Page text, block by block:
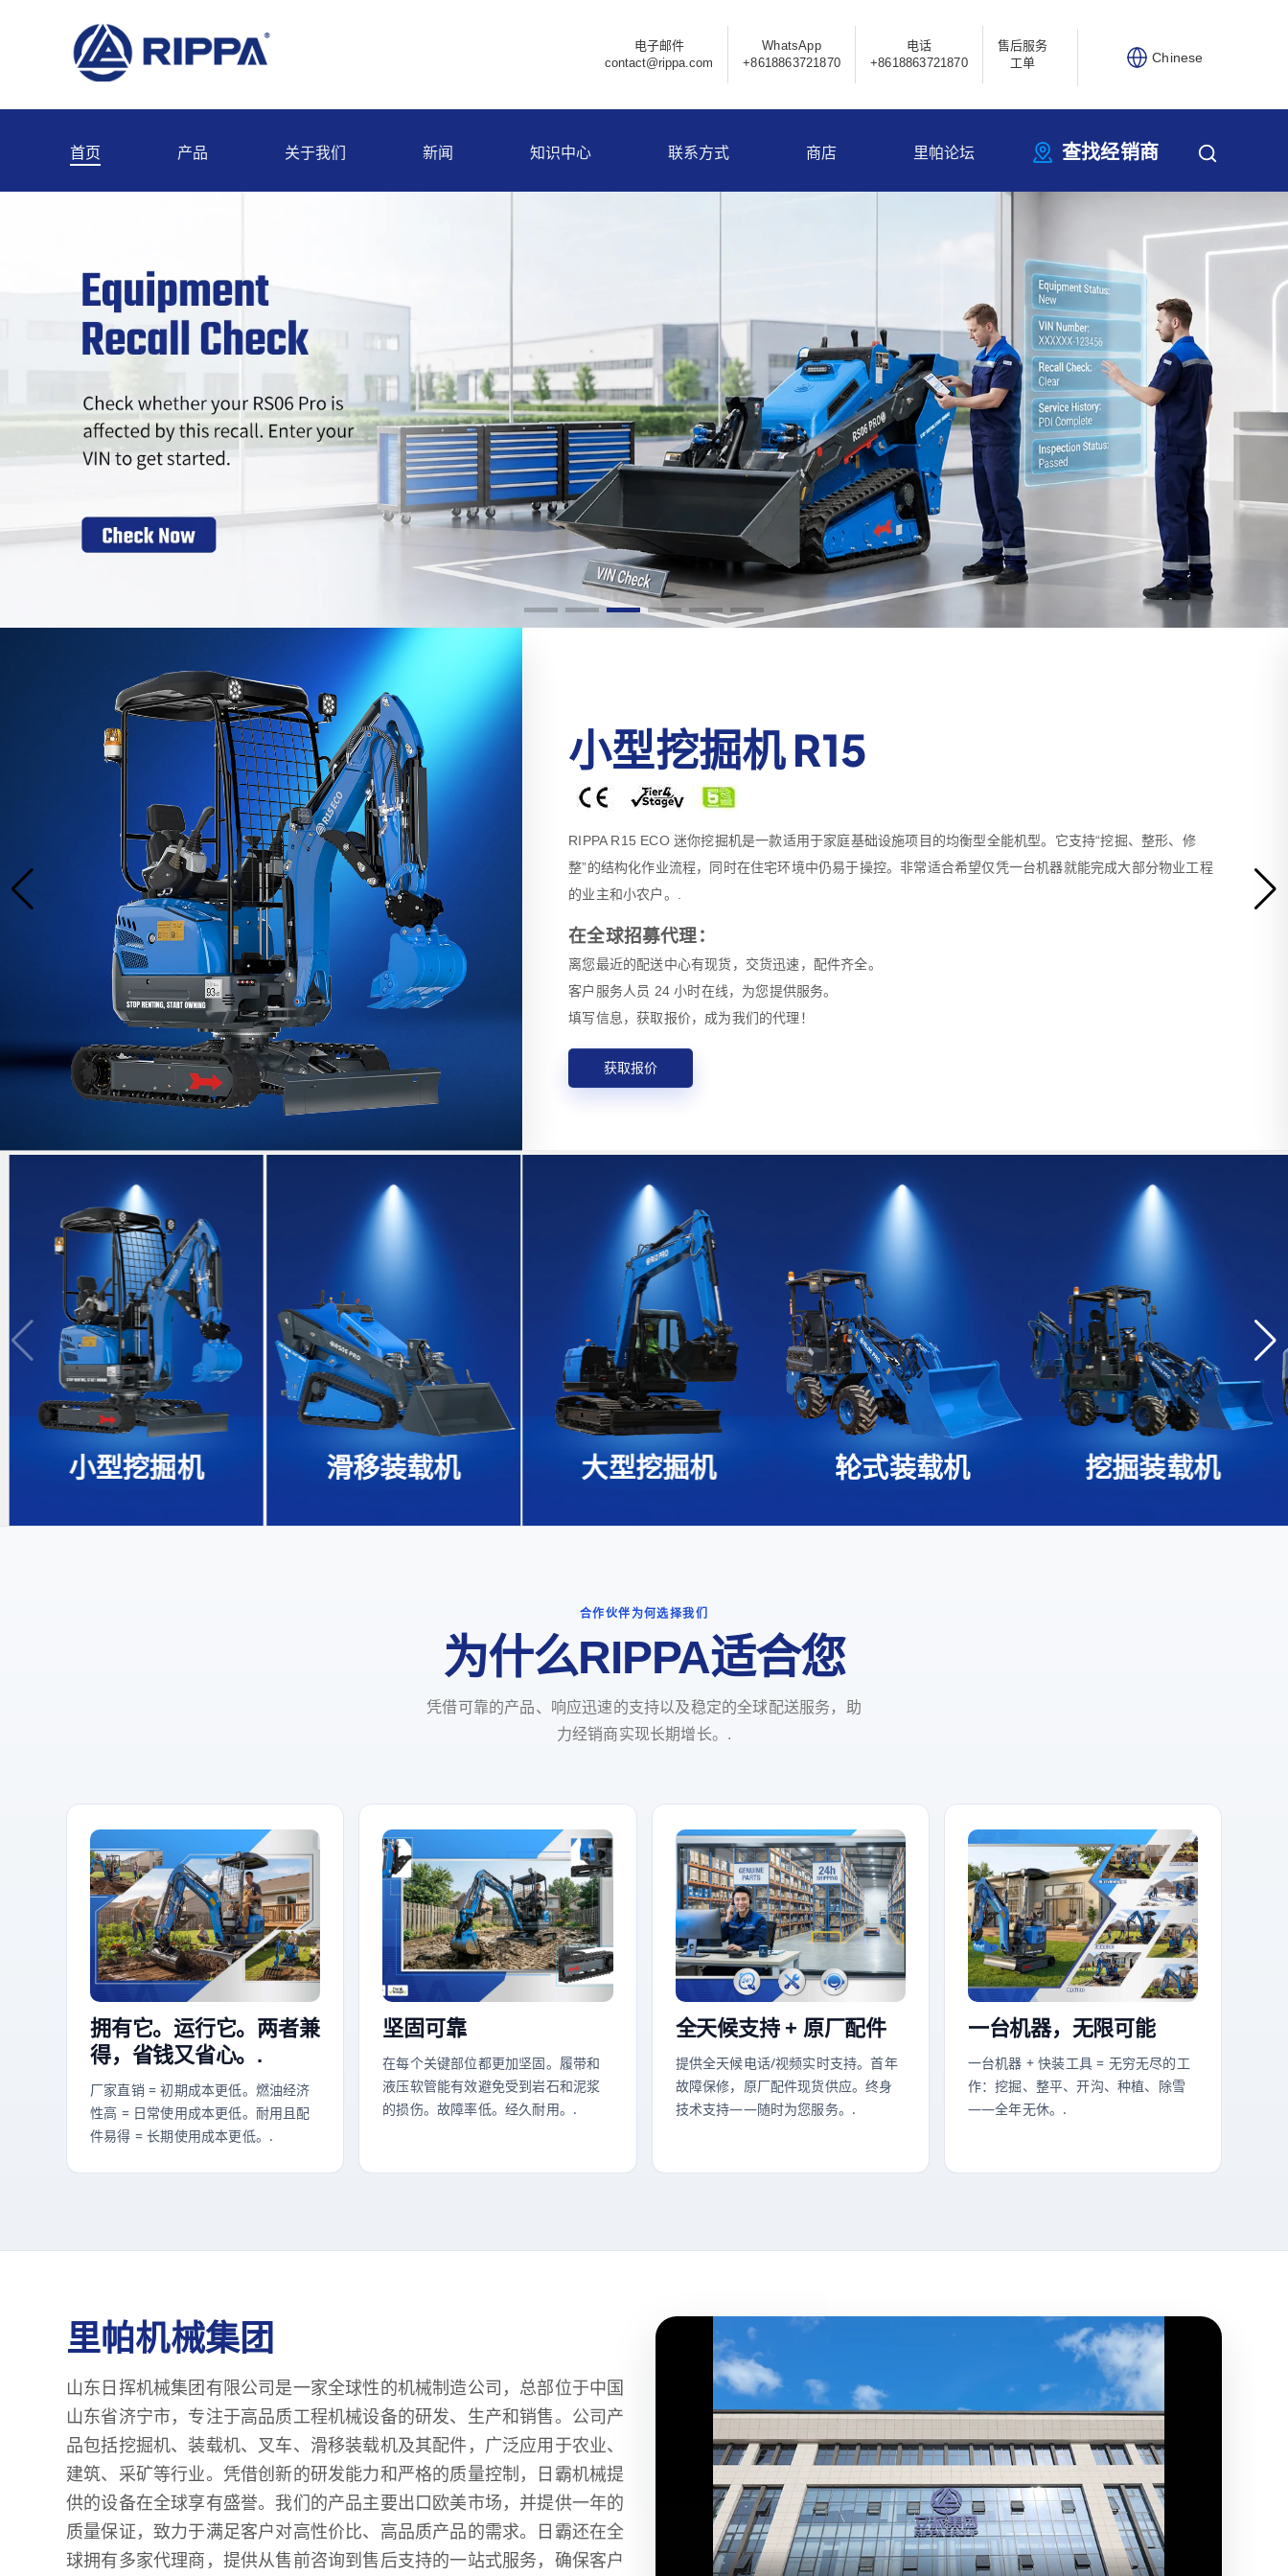
电子邮件
contact@rippa.com
WhatsApp
+8618863721870
电话
+8618863721870
售后服务
工单
Chinese
首页 产品 关于我们 新闻 知识中心 联系方式 商店 里帕论坛 查找经销商
小型挖掘机 R15
RIPPA R15 ECO 迷你挖掘机是一款适用于家庭基础设施项目的均衡型全能机型。它支持“挖掘、整形、修
整”的结构化作业流程，同时在住宅环境中仍易于操控。非常适合希望仅凭一台机器就能完成大部分物业工程
的业主和小农户。.
在全球招募代理：
离您最近的配送中心有现货，交货迅速，配件齐全。
客户服务人员 24 小时在线，为您提供服务。
填写信息，获取报价，成为我们的代理！
获取报价
小型挖掘机 滑移装载机 大型挖掘机 轮式装载机 挖掘装载机
合作伙伴为何选择我们
为什么RIPPA适合您
凭借可靠的产品、响应迅速的支持以及稳定的全球配送服务，助
力经销商实现长期增长。.
拥有它。运行它。两者兼
得，省钱又省心。.
厂家直销 = 初期成本更低。燃油经济
性高 = 日常使用成本更低。耐用且配
件易得 = 长期使用成本更低。.
坚固可靠
在每个关键部位都更加坚固。履带和
液压软管能有效避免受到岩石和泥浆
的损伤。故障率低。经久耐用。.
全天候支持 + 原厂配件
提供全天候电话/视频实时支持。首年
故障保修，原厂配件现货供应。终身
技术支持——随时为您服务。.
一台机器，无限可能
一台机器 + 快装工具 = 无穷无尽的工
作：挖掘、整平、开沟、种植、除雪
——全年无休。.
里帕机械集团
山东日挥机械集团有限公司是一家全球性的机械制造公司，总部位于中国
山东省济宁市，专注于高品质工程机械设备的研发、生产和销售。公司产
品包括挖掘机、装载机、叉车、滑移装载机及其配件，广泛应用于农业、
建筑、采矿等行业。凭借创新的研发能力和严格的质量控制，日霸机械提
供的设备在全球享有盛誉。我们的产品主要出口欧美市场，并提供一年的
质量保证，致力于满足客户对高性价比、高品质产品的需求。日霸还在全
球拥有多家代理商，提供从售前咨询到售后支持的一站式服务，确保客户